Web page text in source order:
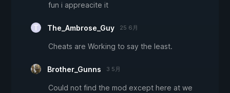
fun i appreacite it
The_Ambrose_Guy 25 6月
Cheats are Working to say the least.
Brother_Gunns 3 5月
Could not find the mod except here at we